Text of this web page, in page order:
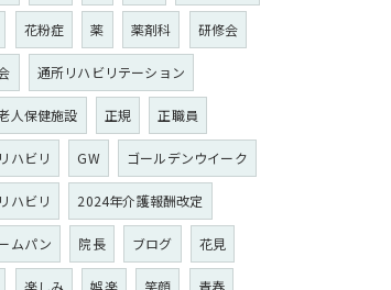
花粉症 薬 薬剤科 研修会
通所リハビリテーション
人保健施設 正規 正職員
ハビリ GW ゴールデンウイーク
ハビリ 2024年介護報酬改定
ムパン 院長 ブログ 花見
楽しみ 娯楽 笑顔 青春